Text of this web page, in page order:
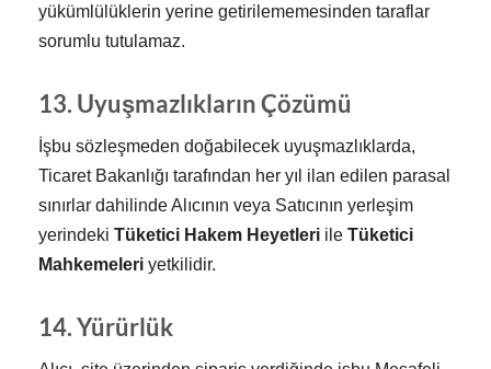
yükümlülüklerin yerine getirilememesinden taraflar
sorumlu tutulamaz.
13. Uyuşmazlıkların Çözümü
İşbu sözleşmeden doğabilecek uyuşmazlıklarda,
Ticaret Bakanlığı tarafından her yıl ilan edilen parasal
sınırlar dahilinde Alıcının veya Satıcının yerleşim
yerindeki Tüketici Hakem Heyetleri ile Tüketici
Mahkemeleri yetkilidir.
14. Yürürlük